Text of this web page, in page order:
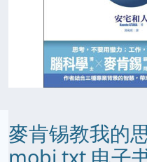
麥肯锡教我的